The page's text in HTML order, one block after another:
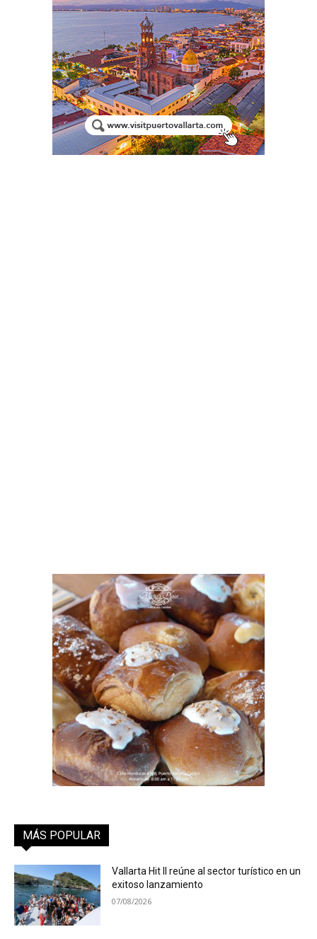
MÁS POPULAR
Vallarta Hit II reúne al sector turístico en un
exitoso lanzamiento
07/08/2026